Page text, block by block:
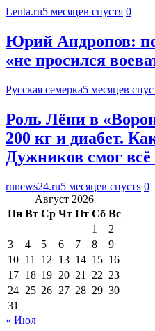
Lenta.ru5 месяцев спустя 0
Юрий Андропов:
«не просился
Русская семерка5 месяцев
Роль Лёни в
200 кг и диабет.
Дужников смог
runews24.ru5 месяцев спустя 0
Август 2026
Пн Вт Ср Чт Пт Сб Вс
1
2
3
4 5 6 7 8
9
10 11 12 13 14 15 16
17 18 19 20 21 22 23
24 25 26 27 28 29 30
31
« Июл